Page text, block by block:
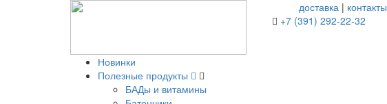
доставка | контакты
+7 (391) 292-22-32
Новинки
Полезные продукты
БАДы и витамины